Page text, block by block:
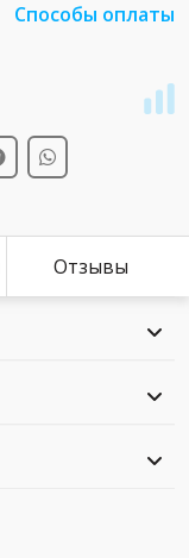
Способы оплаты
Отзывы